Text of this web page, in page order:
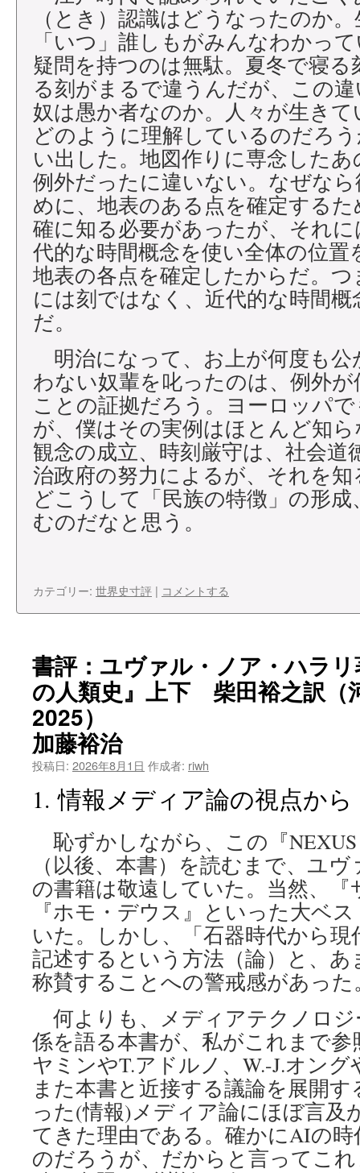
（とき）認識はどうなったのか
「いつ」誰しもがみんなわかっ
疑問を持つのは無駄。夏冬で寝
る刻がまるで違うんだが、この
奴は愚か者なのか。人々が生き
どのように理解しているのだろ
い出した。地図作りに専念した
例外だったに違いない。なぜな
めに、地表のある点を確定する
確に知る必要があったが、それ
代的な時間概念を使い全体の位置
地表の各点を確定したからだ。
には刻ではなく、近代的な時間
だ。
明治になって、お上が何度も公
わない奴輩を叱ったのは、例外
ことの証拠だろう。ヨーロッパ
が、僕はその実例はほとんど知
観念の成立、時刻厳守は、社会道
治政府の努力によるが、それを
どこうして「民族の特徴」の形
むのだなと思う。
カテゴリー: 世界史寸評 | コメントする
書評：ユヴァル・ノア・ハラ
の人類史』上下 柴田裕之訳（
2025）
加藤裕治
投稿日: 2026年8月1日 作成者: riwh
1. 情報メディア論の視点から
恥ずかしながら、この『
（以後、本書）を読むまで、ユ
の書籍は敬遠していた。当然、
『ホモ・デウス』といった大ベ
いた。しかし、「石器時代から
記述するという方法（論）と、
称賛することへの警戒感があった
何よりも、メディアテクノロジ
係を語る本書が、私がこれまで参
ヤミンやT.アドルノ、W.-J.オン
また本書と近接する議論を展開
った(情報)メディア論にほぼ言及
てきた理由である。確かにAIの
のだろうが、だからと言ってこ